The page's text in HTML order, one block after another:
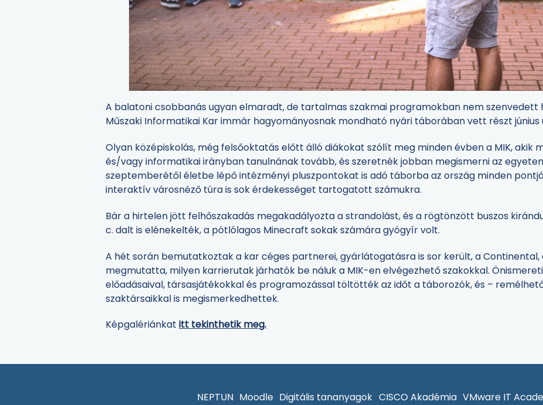
A balatoni csobbanás ugyan elmaradt, de tartalmas szakmai programokban nem szenvedett
Műszaki Informatikai Kar immár hagyományosnak mondható nyári táborában vett részt június
Olyan középiskolás, még felsőoktatás előtt álló diákokat szólít meg minden évben a MIK, akik
és/vagy informatikai irányban tanulnának tovább, és szeretnék jobban megismerni az
szeptemberétől életbe lépő intézményi pluszpontokat is adó táborba az ország minden
interaktív városnéző túra is sok érdekességet tartogatott számukra.
Bár a hirtelen jött felhőszakadás megakadályozta a strandolást, és a rögtönzött buszos
c. dalt is elénekelték, a pótlólagos Minecraft sokak számára gyógyír volt.
A hét során bemutatkoztak a kar céges partnerei, gyárlátogatásra is sor került, a Continental,
megmutatta, milyen karrierutak járhatók be náluk a MIK-en elvégezhető szakokkal.
előadásaival, társasjátékokkal és programozással töltötték az időt a táborozók, és –
szaktársaikkal is megismerkedhettek.
Képgalériánkatitt tekinthetik meg.
NEPTUN Moodle Digitális tananyagok CISCO Akadémia VMware IT